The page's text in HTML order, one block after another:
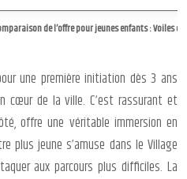
de l’offre pour jeunes enfants : Voiles
une première initiation dès 3 ans
cœur de la ville. C’est rassurant et
offre une véritable immersion en
plus jeune s’amuse dans le Village
aux parcours plus difficiles. La